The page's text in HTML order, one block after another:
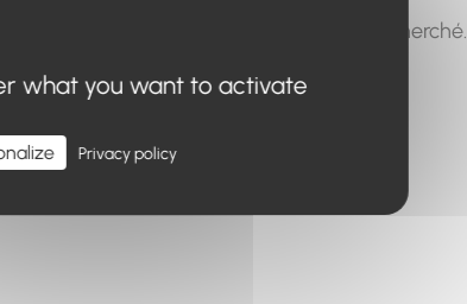
le menu pour trouver le contenu recherché.
what you want to activate
Privacy policy